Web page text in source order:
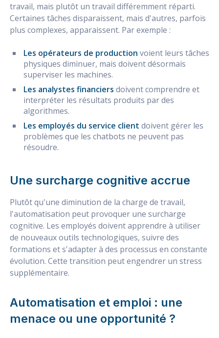
travail, mais plutôt un travail différemment réparti.
Certaines tâches disparaissent, mais d'autres, parfois
plus complexes, apparaissent. Par exemple :
Les opérateurs de production voient leurs tâches
physiques diminuer, mais doivent désormais
superviser les machines.
Les analystes financiers doivent comprendre et
interpréter les résultats produits par des
algorithmes.
Les employés du service client doivent gérer les
problèmes que les chatbots ne peuvent pas
résoudre.
Une surcharge cognitive accrue
Plutôt qu'une diminution de la charge de travail,
l'automatisation peut provoquer une surcharge
cognitive. Les employés doivent apprendre à utiliser
de nouveaux outils technologiques, suivre des
formations et s'adapter à des processus en constante
évolution. Cette transition peut engendrer un stress
supplémentaire.
Automatisation et emploi : une
menace ou une opportunité ?